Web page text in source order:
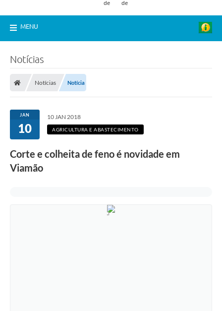
MENU
Notícias
Notícias Notícia
JAN
10
10 JAN 2018
AGRICULTURA E ABASTECIMENTO
Corte e colheita de feno é novidade em
Viamão